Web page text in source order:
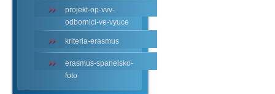
projekt-op-vvv-
odbornici-ve-vyuce
kriteria-erasmus
erasmus-spanelsko-
foto